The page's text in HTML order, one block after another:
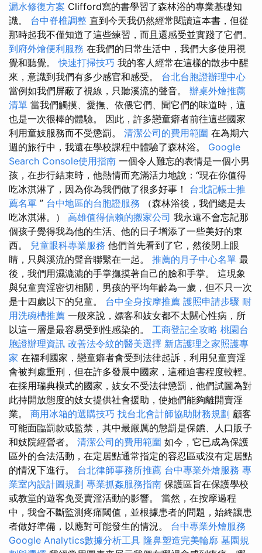
漏水修復方案 Clifford寫的書學習了森林浴的專業基礎知
識。 台中脊椎調整 直到今天我仍然經常閱讀這本書，但從
那時起我不僅知道了這些練習，而且還感受並實踐了它們。
到府外燴便利服務 在我們的日常生活中，我們大多使用視
覺和聽覺。快速打掃技巧 我的客人經常在這樣的散步中醒
來，意識到我們有多少感官和感受。 台北台胞證辦理中心
當例如我們屏蔽了視線，只聽溪流的聲音。 辦桌外燴推薦
清單 當我們觸摸、愛撫、依偎它們、聞它們的味道時，這
也是一次很棒的體驗。 因此，許多戀童癖者前往這些國家
利用童妓服務而不受懲罰。 清潔公司的費用範圍 在為期六
週的旅行中，我還在學校課程中體驗了森林浴。 Google
Search Console使用指南 一個令人難忘的表情是一個小男
孩，在步行結束時，他熱情而充滿活力地說：“現在你值得
吃冰淇淋了，因為你為我們做了很多好事！ 台北記帳士推
薦名單 ” 台中地區的台胞證服務 （森林浴後，我們總是去
吃冰淇淋。） 高雄值得信賴的搬家公司 我永遠不會忘記那
個孩子覺得我為他的生活、他的日子增添了一些美好的東
西。 兒童眼科專業服務 他們首先看到了它，然後閉上眼
睛，只與溪流的聲音聯繫在一起。 推薦的月子中心名單 最
後，我們用濕漉漉的手掌撫摸著自己的臉和手掌。 這現象
與兒童賣淫密切相關，男孩的平均年齡為一歲，但不只一次
是十四歲以下的兒童。 台中全身按摩推薦 護照申請步驟 耐
用洗碗槽推薦 一般來說，嫖客和妓女都不太關心性病，所
以這一層是最容易受到性感染的。 工商登記全攻略 桃園台
胞證辦理資訊 改善法令紋的醫美選擇 新店護理之家照護專
家 在福利國家，戀童癖者會受到法律起訴，利用兒童賣淫
會被判處重刑，但在許多發展中國家，這種迫害程度較輕。
在採用瑞典模式的國家，妓女不受法律懲罰，他們試圖為對
此持開放態度的妓女提供社會援助，使她們能夠離開賣淫
業。 商用冰箱的選購技巧 找台北會計師協助財務規劃 顧客
可能面臨罰款或監禁，其中最嚴厲的懲罰是保鑣、人口販子
和妓院經營者。 清潔公司的費用範圍 如今，它已成為保護
區外的合法活動，在定居點通常指定的容忍區或沒有定居點
的情況下進行。 台北律師事務所推薦 台中專業外燴服務 專
業室內設計圖規劃 專業抓姦服務指南 保護區旨在保護學校
或教堂的遊客免受賣淫活動的影響。 當然，在按摩過程
中，我會不斷監測疼痛閾值，並根據患者的問題，始終讓患
者做好準備，以應對可能發生的情況。 台中專業外燴服務
Google Analytics數據分析工具 隆鼻塑造完美輪廓 墓園規